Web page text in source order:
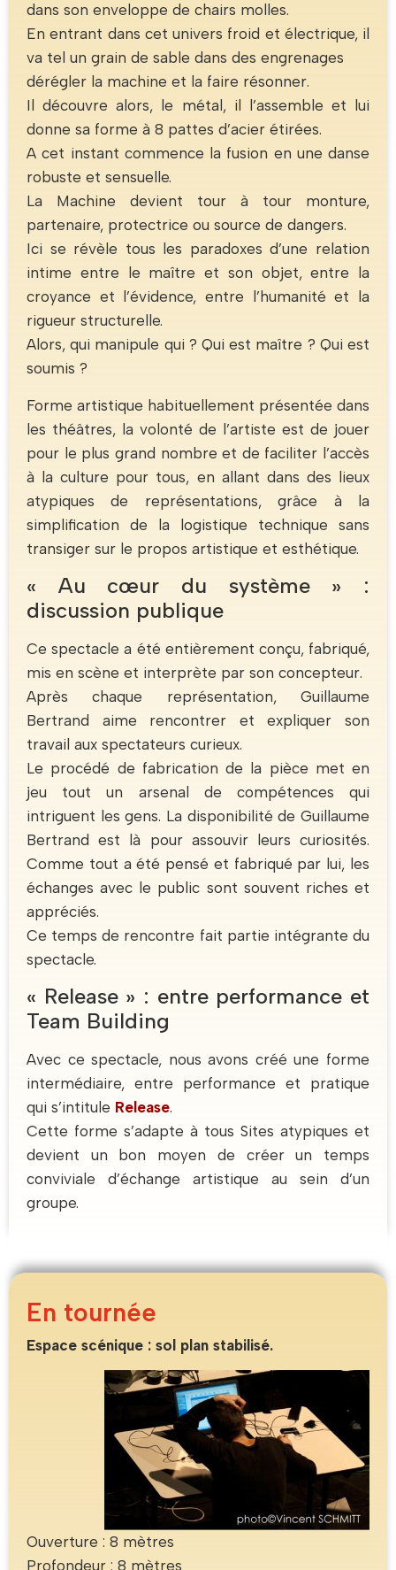
dans son enveloppe de chairs molles.
En entrant dans cet univers froid et électrique, il
va tel un grain de sable dans des engrenages
dérégler la machine et la faire résonner.
Il découvre alors, le métal, il l’assemble et lui
donne sa forme à 8 pattes d’acier étirées.
A cet instant commence la fusion en une danse
robuste et sensuelle.
La Machine devient tour à tour monture,
partenaire, protectrice ou source de dangers.
Ici se révèle tous les paradoxes d’une relation
intime entre le maître et son objet, entre la
croyance et l’évidence, entre l’humanité et la
rigueur structurelle.
Alors, qui manipule qui ? Qui est maître ? Qui est
soumis ?
Forme artistique habituellement présentée dans
les théâtres, la volonté de l’artiste est de jouer
pour le plus grand nombre et de faciliter l’accès
à la culture pour tous, en allant dans des lieux
atypiques de représentations, grâce à la
simplification de la logistique technique sans
transiger sur le propos artistique et esthétique.
« Au cœur du système » :
discussion publique
Ce spectacle a été entièrement conçu, fabriqué,
mis en scène et interprète par son concepteur.
Après chaque représentation, Guillaume
Bertrand aime rencontrer et expliquer son
travail aux spectateurs curieux.
Le procédé de fabrication de la pièce met en
jeu tout un arsenal de compétences qui
intriguent les gens. La disponibilité de Guillaume
Bertrand est là pour assouvir leurs curiosités.
Comme tout a été pensé et fabriqué par lui, les
échanges avec le public sont souvent riches et
appréciés.
Ce temps de rencontre fait partie intégrante du
spectacle.
« Release » : entre performance et
Team Building
Avec ce spectacle, nous avons créé une forme
intermédiaire, entre performance et pratique
qui s’intitule Release.
Cette forme s’adapte à tous Sites atypiques et
devient un bon moyen de créer un temps
conviviale d’échange artistique au sein d’un
groupe.
En tournée
Espace scénique : sol plan stabilisé.
Ouverture : 8 mètres
Profondeur : 8 mètres